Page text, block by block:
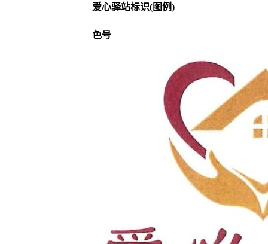
爱心驿站标识(图例)
色号